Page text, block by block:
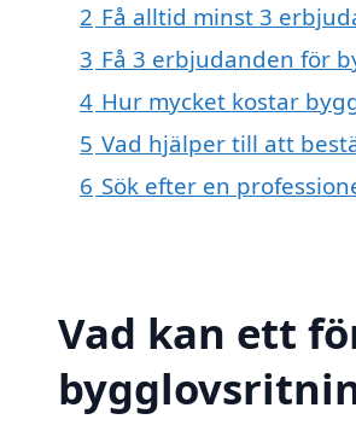
2 Få alltid minst 3
3 Få 3 erbjudanden för
4 Hur mycket kostar
5 Vad hjälper till att
6 Sök efter en
Vad kan ett